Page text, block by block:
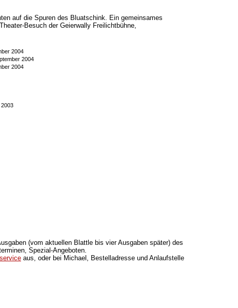
auf die Spuren des Bluatschink. Ein gemeinsames
Besuch der Geierwally Freilichtbühne,
2004
2004
2004
2003
(vom aktuellen Blattle bis vier Ausgaben später) des
Spezial-Angeboten.
aus, oder bei Michael, Bestelladresse und Anlaufstelle